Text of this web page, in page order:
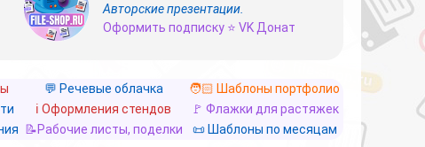
Авторские презентации.
Оформить подписку ⭐ VK Донат
💬 Речевые облачка
🧑🏻 Шаблоны портфолио
ℹ️ Оформления стендов
🚩 Флажки для растяжек
📝Рабочие листы, поделки 📜 Шаблоны по месяцам